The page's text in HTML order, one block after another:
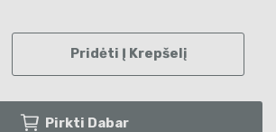
Pridėti Į Krepšelį
Pirkti Dabar